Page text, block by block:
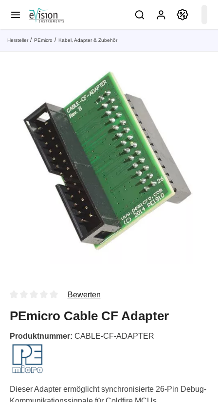
Hersteller PEmicro Kabel, Adapter & Zubehör
Bewerten
PEmicro Cable CF Adapter
Produktnummer: CABLE-CF-ADAPTER
Dieser Adapter ermöglicht synchronisierte 26-Pin Debug-